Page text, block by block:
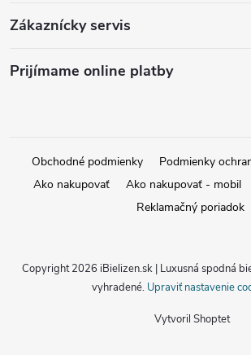
u
Zákaznícky servis
Prijímame online platby
Obchodné podmienky
Podmienky
Ako nakupovať
Ako nakupovať - mobil
Reklamačný poriadok
Vytvoril Shoptet
Copyright 2026 iBielizen.sk | Luxusná spodná
vyhradené. Upraviť nastavenie